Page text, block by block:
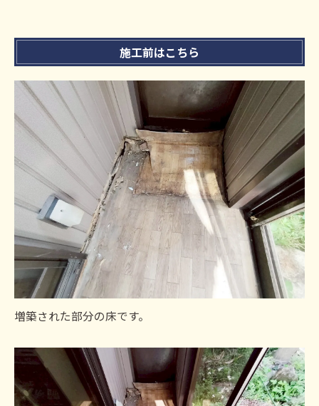
施工前はこちら
増築された部分の床です。